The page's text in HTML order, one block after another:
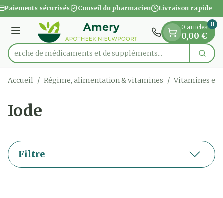
Aller au contenu
1 de 1
Paiements sécurisés Conseil du pharmacien Livraison rapide
Menu
Rechercherde médicaments et de suppléments...
0 articles
0,00 €
0
Accueil / Régime, alimentation & vitamines / Vitamines et
Iode
Filtre